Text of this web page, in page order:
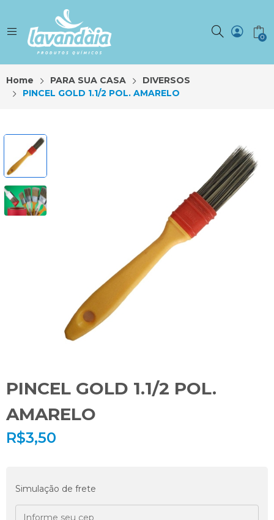
0
Home PARA SUA CASA
DIVERSOS
PINCEL GOLD 1.1/2 POL. AMARELO
PINCEL GOLD 1.1/2 POL.
AMARELO
R$3,50
Simulação de frete